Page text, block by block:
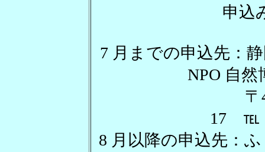
申込
7 月までの申込先：
NPO 自
〒424-0806
17 ℡
8 月以降の申込先：